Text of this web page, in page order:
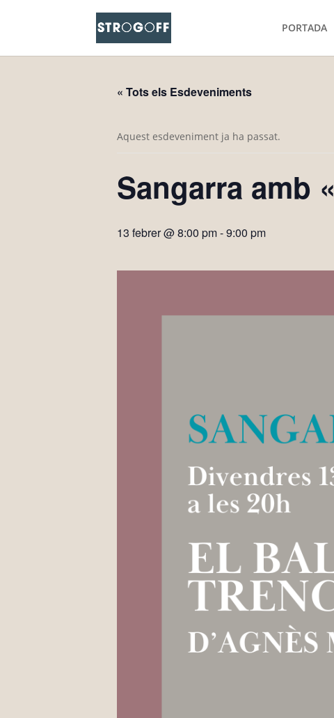
PORTADA
« Tots els Esdeveniments
Aquest esdeveniment ja ha passat.
Sangarra amb
13 febrer @ 8:00 pm-9:00 pm